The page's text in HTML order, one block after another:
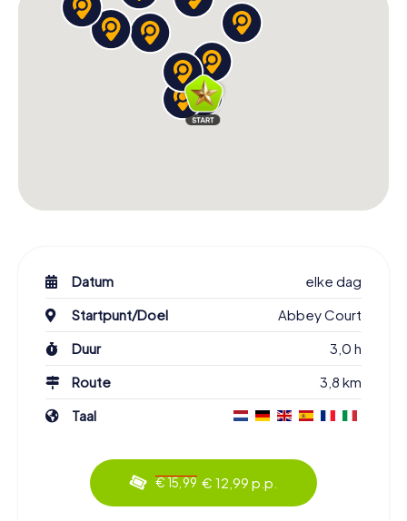
Datum
elke dag
Startpunt/Doel
Abbey Court
Duur
3,0 h
Route
3,8 km
Taal
€ 15,99 € 12,99 p.p.